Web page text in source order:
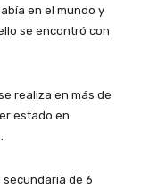
en el mundo y
se encontró con
realiza en más de
estado en
secundaria de 6